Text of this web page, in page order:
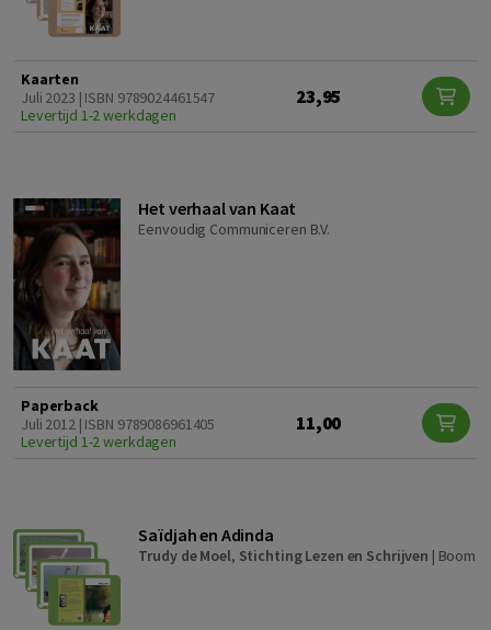
Kaarten
Juli 2023 | ISBN 9789024461547
Levertijd 1-2 werkdagen
23,95
Het verhaal van Kaat
Eenvoudig Communiceren B.V.
Paperback
Juli 2012 | ISBN 9789086961405
Levertijd 1-2 werkdagen
11,00
Saïdjah en Adinda
Trudy de Moel, Stichting Lezen en Schrijven | Boom